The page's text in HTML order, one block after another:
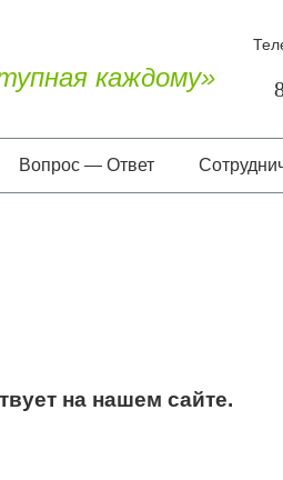
каждому»
Вопрос — Ответ
на нашем сайте.